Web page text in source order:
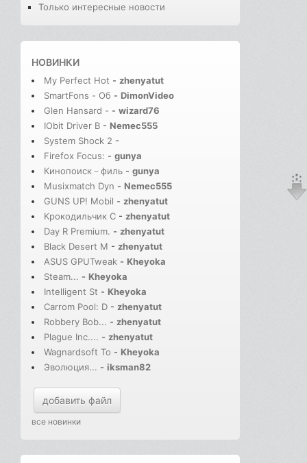
Только интересные новости
НОВИНКИ
My Perfect Hot - zhenyatut
SmartFons - Об - DimonVideo
Glen Hansard - - wizard76
IObit Driver B - Nemec555
System Shock 2 -
Firefox Focus: - gunya
Кинопоиск－филь - gunya
Musixmatch Dyn - Nemec555
GUNS UP! Mobil - zhenyatut
Крокодильчик С - zhenyatut
Day R Premium. - zhenyatut
Black Desert M - zhenyatut
ASUS GPUTweak - Kheyoka
Steam... - Kheyoka
Intelligent St - Kheyoka
Carrom Pool: D - zhenyatut
Robbery Bob... - zhenyatut
Plague Inc.... - zhenyatut
Wagnardsoft To - Kheyoka
Эволюция... - iksman82
добавить файл
все новинки